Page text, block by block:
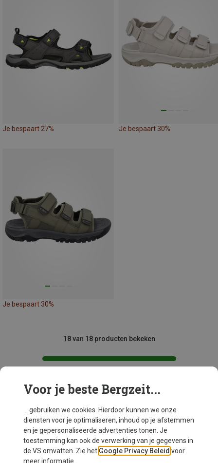
Je bespaart 27% Je bespaart 30%
Je bespaart 30%
18 van 18 producten bekeken
Mogelijk interessant voor je
Voor je beste Bergzeit...
... gebruiken we cookies. Hierdoor kunnen we onze
diensten voor je optimaliseren, inhoud op je afstemmen
en je gepersonaliseerde advertenties tonen. Je
toestemming kan ook de verwerking van je gegevens in
de VS omvatten. Zie het Google Privacy Beleid voor
meer informatie.